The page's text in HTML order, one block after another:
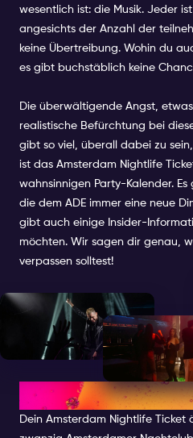
wesentlich ist: die Musik. Jeder
angesichts der Anzahl der
keine Übertreibung. Wohin du
es gibt buchstäblich keine
Die überwältigende Angst,
realistische Befürchtung bei
gibt so viel, überall dabei zu
ist das Amsterdam Nightlife
wahnsinnigen Party-Kalender.
die dem ADE immer eine neue
gibt auch einige Insider-
möchten. Wir sagen dir genau,
verpassen solltest!
ANT X ADE
Dein Amsterdam Nightlife Ticket